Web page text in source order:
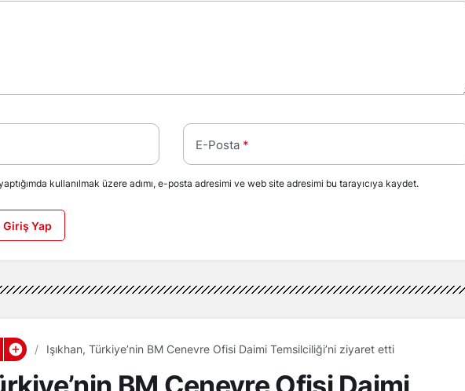
E-Posta *
kullanılmak üzere adımı, e-posta adresimi ve web site adresimi bu tarayıcıya kaydet.
Giriş Yap
Işıkhan, Türkiye’nin BM Cenevre Ofisi Daimi Temsilciliği’ni ziyaret etti